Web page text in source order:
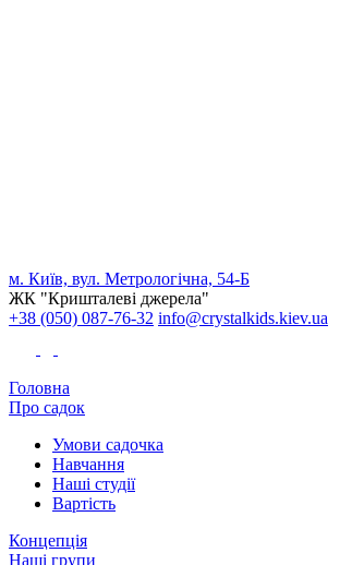
м. Київ, вул. Метрологічна, 54-Б
ЖК "Кришталеві джерела"
+38 (050) 087-76-32 info@crystalkids.kiev.ua
Головна
Про садок
Умови садочка
Навчання
Наші студії
Вартість
Концепція
Наші групи